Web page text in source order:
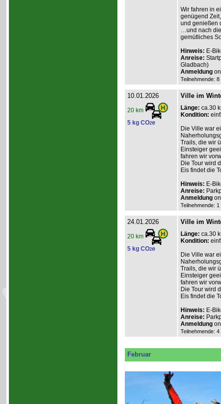
Wir fahren in
genügend
und genießen
…und nach
gemütliches
Hinweis: E-
Anreise:
Gladbach)
Anmeldung
Teilnehmende:
10.01.2026
20 km
5 kg CO2e
Ville im
Länge: ca.30
Kondition:
Die Ville war
Trails, die wir
Einsteiger
fahren wir
Die Tour wird
Eis findet die
Hinweis: E-
Anreise:
Anmeldung
Teilnehmende:
24.01.2026
20 km
5 kg CO2e
Ville im
Länge: ca.30
Kondition:
Die Ville war
Trails, die wir
Einsteiger
fahren wir
Die Tour wird
Eis findet die
Hinweis: E-
Anreise:
Anmeldung
Teilnehmende:
Februar